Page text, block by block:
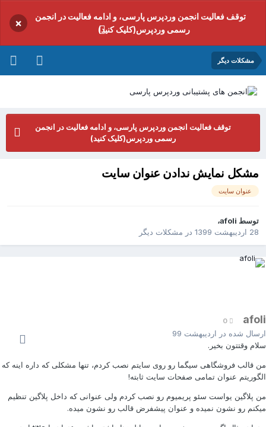
توقف فعالیت انجمن وردپرس پارسی، و ادامه فعالیت در انجمن
رسمی وردپرس(کلیک کنید)
×
مشکلات دیگر
توقف فعالیت انجمن وردپرس پارسی، و ادامه فعالیت در انجمن
رسمی وردپرس(کلیک کنید)
مشکل نمایش ندادن عنوان سایت
عنوان سایت
توسط afoli،
28 اردیبهشت 1399
در مشکلات دیگر
0
شده در اردیبهشت 99
وقتتون بخیر.
قالب فروشگاهی سیگما رو روی سایتم نصب کردم، تنها مشکلی که داره اینه که
عنوان تمامی صفحات سایت ثابته!
پلاگین یواست سئو پریمیوم رو نصب کردم ولی عنوانی که داخل پلاگین تنظیم
رو نشون نمیده و عنوان پیشفرض قالب رو نشون میده.